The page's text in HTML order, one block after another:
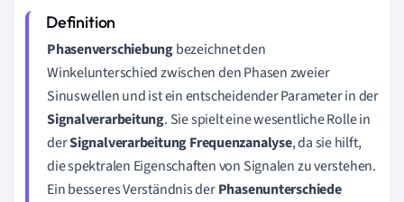
Phasenverschiebungbezeichnet den
Winkelunterschied zwischen den Phasen zweier
Sinuswellen und ist ein entscheidender Parameter in der
Signalverarbeitung. Sie spielt eine wesentliche Rolle in
derSignalverarbeitung Frequenzanalyse, da sie hilft,
die spektralen Eigenschaften von Signalen zu verstehen.
Ein besseres Verständnis derPhasenunterschiede